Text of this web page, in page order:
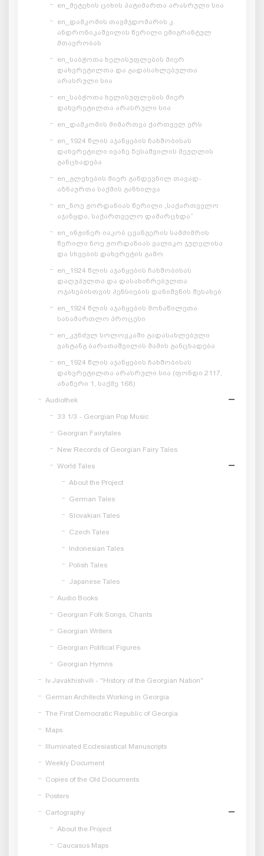
en_მეტეხის ციხის პატიმართა არასრული სია
en_დამკომის თავმჯდომარის კ.
ანდრონიკაშვილის წერილი ემიგრანტულ
მთავრობას
en_საბჭოთა ხელისუფლების მიერ
დახვრეტილთა და გადასახლებულთა
არასრული სია
en_საბჭოთა ხელისუფლების მიერ
დახვრეტილთა არასრული სია
en_დამკომის მიმართვა ქართველ ერს
en_1924 წლის აჯანყების ჩახშობისას
დახვრეტილი ივანე ზესაშვილის მეუღლის
განცხადება
en_გლეხების მიერ განდევნილ თავად-
აზნაურთა საქმის განხილვა
en_ნოე ჟორდანიას წერილი „საქართველო
აჯანყდა, საქართველო დამარცხდა“
en_ინჟინერ იაკობ ცვანგერის სამძიმრის
წერილი ნოე ჟორდანიას ვალიკო ჯუღელისა
და სხვების დახვრეტის გამო
en_1924 წლის აჯანყების ჩახშობისას
დაღუპულთა და დასახიჩრებულთა
ოჯახებისთვის პენსიების დანიშვნის შესახებ
en_1924 წლის აჯანყების მონაწილეთა
სასამართლო პროცესი
en_კუნძულ სოლოვკაში გადასახლებული
ვახტანგ ბარათაშვილის მამის განცხადება
en_1924 წლის აჯანყების ჩახშობისას
დახვრეტილთა არასრული სია (ფონდი 2117,
ანაწერი 1, საქმე 168)
Audiothek
33 1/3 - Georgian Pop Music
Georgian Fairytales
New Records of Georgian Fairy Tales
World Tales
About the Project
German Tales
Slovakian Tales
Czech Tales
Indonesian Tales
Polish Tales
Japanese Tales
Audio Books
Georgian Folk Songs, Chants
Georgian Writers
Georgian Political Figures
Georgian Hymns
Iv.Javakhishvili - "History of the Georgian Nation"
German Architects Working in Georgia
The First Democratic Republic of Georgia
Maps
Illuminated Ecclesiastical Manuscripts
Weekly Document
Copies of the Old Documents
Posters
Cartography
About the Project
Caucasus Maps